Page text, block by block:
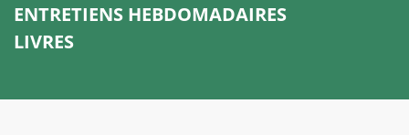
ENTRETIENS HEBDOMADAIRES
LIVRES